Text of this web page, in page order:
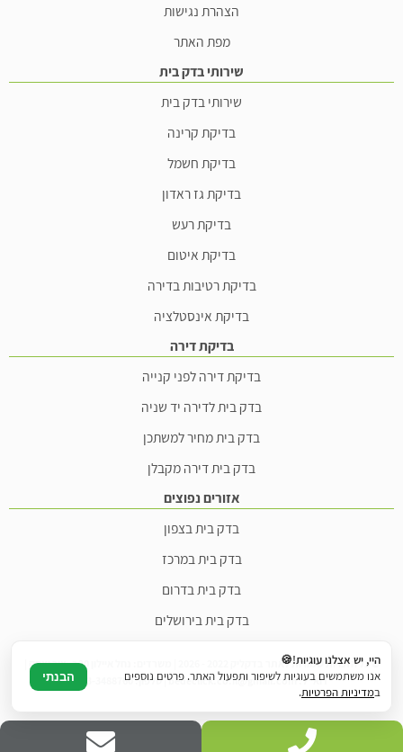
הצהרת נגישות
מפת האתר
שירותי בדק בית
שירותי בדק בית
בדיקת קרינה
בדיקת חשמל
בדיקת גז ראדון
בדיקת רעש
בדיקת איטום
בדיקת רטיבות בדירה
בדיקת אינסטלציה
בדיקת דירה
בדיקת דירה לפני קנייה
בדק בית לדירה יד שניה
בדק בית מחיר למשתכן
בדק בית דירה מקבלן
אזורים נפוצים
בדק בית בצפון
בדק בית במרכז
בדק בית בדרום
בדק בית בירושלים
© כל הזכויות שמורות לאתר בדקליק 2022 - 2026 | משרדים: נחל איילון 20ב, צור יצחק |
דוא"ל: bedeclick.co.il@gmail.com | טלפון: 073-3488760
היי, יש אצלנו עוגיות!🍪
אנו משתמשים בעוגיות לשיפור ותפעול האתר. פרטים נוספים
במדיניות הפרטיות.
הבנתי